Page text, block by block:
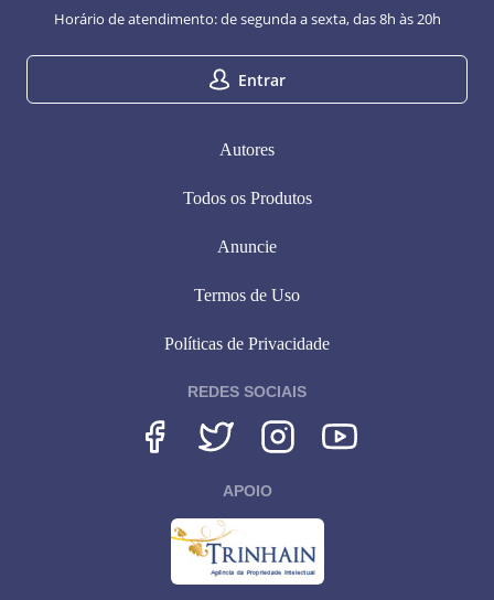
Entrar
Horário de atendimento: de segunda a sexta, das 8h às 20h
Autores
Todos os Produtos
Anuncie
Termos de Uso
Políticas de Privacidade
REDES SOCIAIS
APOIO